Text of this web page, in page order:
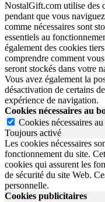
NostalGift.com utilise des
pendant que vous
comme nécessaires sont
essentiels au
également des cookies
comprendre comment
seront stockés dans votre
Vous avez également la
désactivation de certains
expérience de navigation.
Cookies nécessaires au
Cookies nécessaires
Toujours activé
Les cookies nécessaires
fonctionnement du site.
cookies qui assurent les
de sécurité du site Web.
personnelle.
Cookies publicitaires